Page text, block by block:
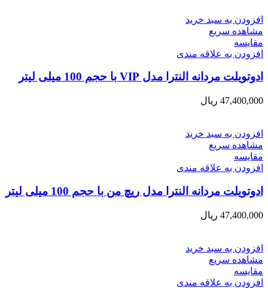
افزودن به سبد خرید
مشاهده سریع
مقایسه
افزودن به علاقه مندی
ادوتویلت مردانه النترا مدل VIP با حجم 100 میلی لیتر
47,400,000 ریال
افزودن به سبد خرید
مشاهده سریع
مقایسه
افزودن به علاقه مندی
ادوتویلت مردانه النترا مدل ریچ من با حجم 100 میلی لیتر
47,400,000 ریال
افزودن به سبد خرید
مشاهده سریع
مقایسه
افزودن به علاقه مندی